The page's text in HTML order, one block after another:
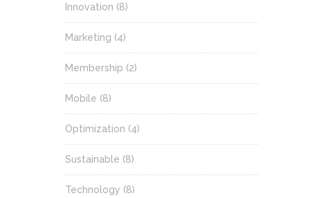
Innovation (8)
Marketing (4)
Membership (2)
Mobile (8)
Optimization (4)
Sustainable (8)
Technology (8)